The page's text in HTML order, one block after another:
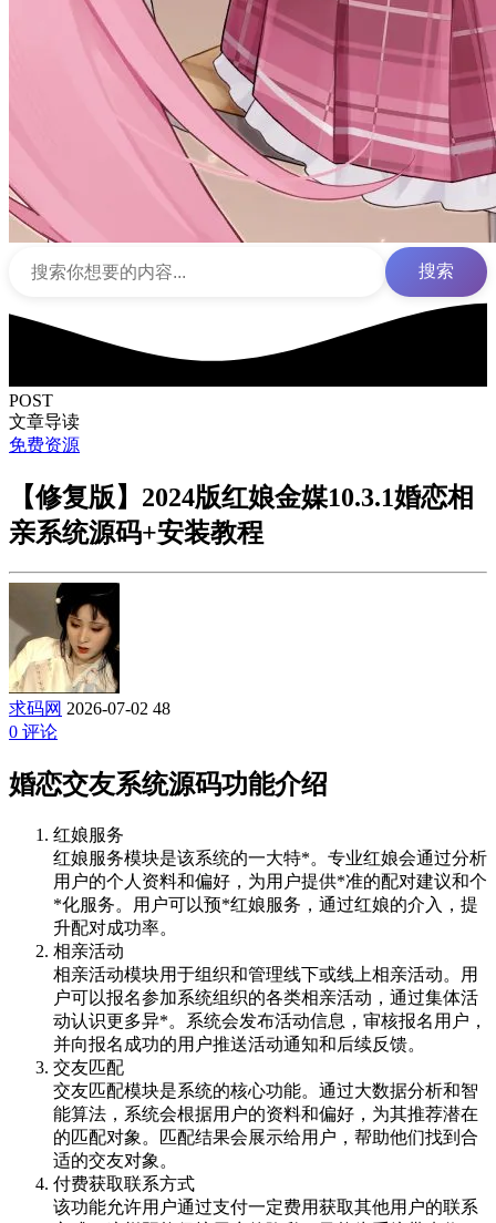
搜索
POST
文章导读
免费资源
【修复版】2024版红娘金媒10.3.1婚恋相
亲系统源码+安装教程
求码网 2026-07-02 48
0 评论
婚恋交友系统源码功能介绍
红娘服务
红娘服务模块是该系统的一大特*。专业红娘会通过分析
用户的个人资料和偏好，为用户提供*准的配对建议和个
*化服务。用户可以预*红娘服务，通过红娘的介入，提
升配对成功率。
相亲活动
相亲活动模块用于组织和管理线下或线上相亲活动。用
户可以报名参加系统组织的各类相亲活动，通过集体活
动认识更多异*。系统会发布活动信息，审核报名用户，
并向报名成功的用户推送活动通知和后续反馈。
交友匹配
交友匹配模块是系统的核心功能。通过大数据分析和智
能算法，系统会根据用户的资料和偏好，为其推荐潜在
的匹配对象。匹配结果会展示给用户，帮助他们找到合
适的交友对象。
付费获取联系方式
该功能允许用户通过支付一定费用获取其他用户的联系